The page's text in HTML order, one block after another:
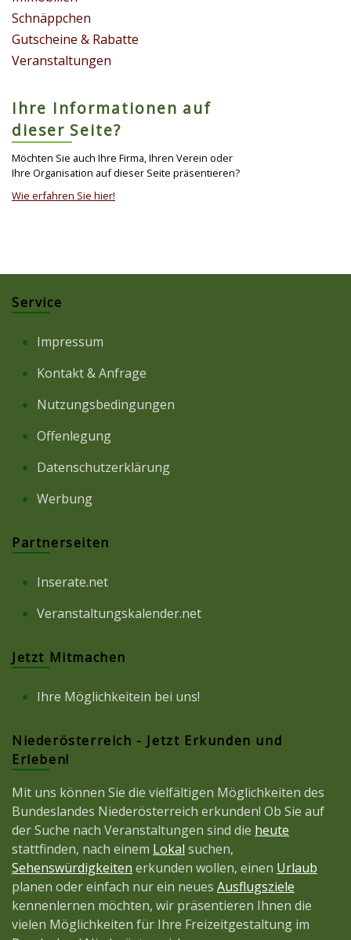
Schnäppchen
Gutscheine & Rabatte
Veranstaltungen
Ihre Informationen auf
dieser Seite?
Möchten Sie auch Ihre Firma, Ihren Verein oder
Ihre Organisation auf dieser Seite präsentieren?
Wie erfahren Sie hier!
Service
Impressum
Kontakt & Anfrage
Nutzungsbedingungen
Offenlegung
Datenschutzerklärung
Werbung
Partnerseiten
Inserate.net
Veranstaltungskalender.net
Jetzt Mitmachen
Ihre Möglichkeitein bei uns!
Niederösterreich - Jetzt Erkunden und
Erleben!
Mit uns können Sie die vielfältigen Möglichkeiten des
Bundeslandes Niederösterreich erkunden! Ob Sie auf
der Suche nach Veranstaltungen sind die heute
stattfinden, nach einem Lokal suchen,
Sehenswürdigkeiten erkunden wollen, einen Urlaub
planen oder einfach nur ein neues Ausflugsziele
kennenlernen möchten, wir präsentieren Ihnen die
vielen Möglichkeiten für Ihre Freizeitgestaltung im